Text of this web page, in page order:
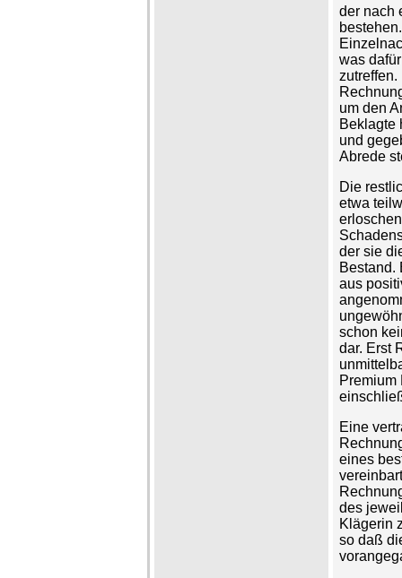
der nach
was
um den
Beklagte
und
Abrede
Die
etwa
der sie
Bestand.
aus
schon
dar. Erst
Premium
Eine
eines
des
Klägerin
so daß